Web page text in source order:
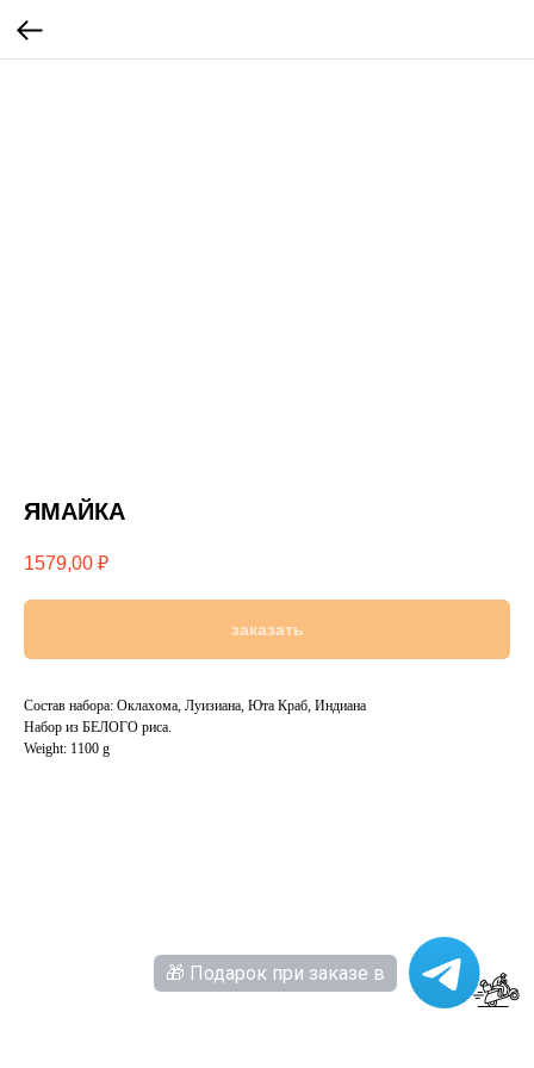
ЯМАЙКА
1579,00 ₽
заказать
Состав набора: Оклахома, Луизиана, Юта Краб, Индиана
Набор из БЕЛОГО риса.
Weight: 1100 g